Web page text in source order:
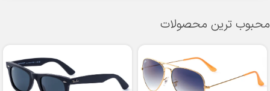
محبوب ترین محصولات